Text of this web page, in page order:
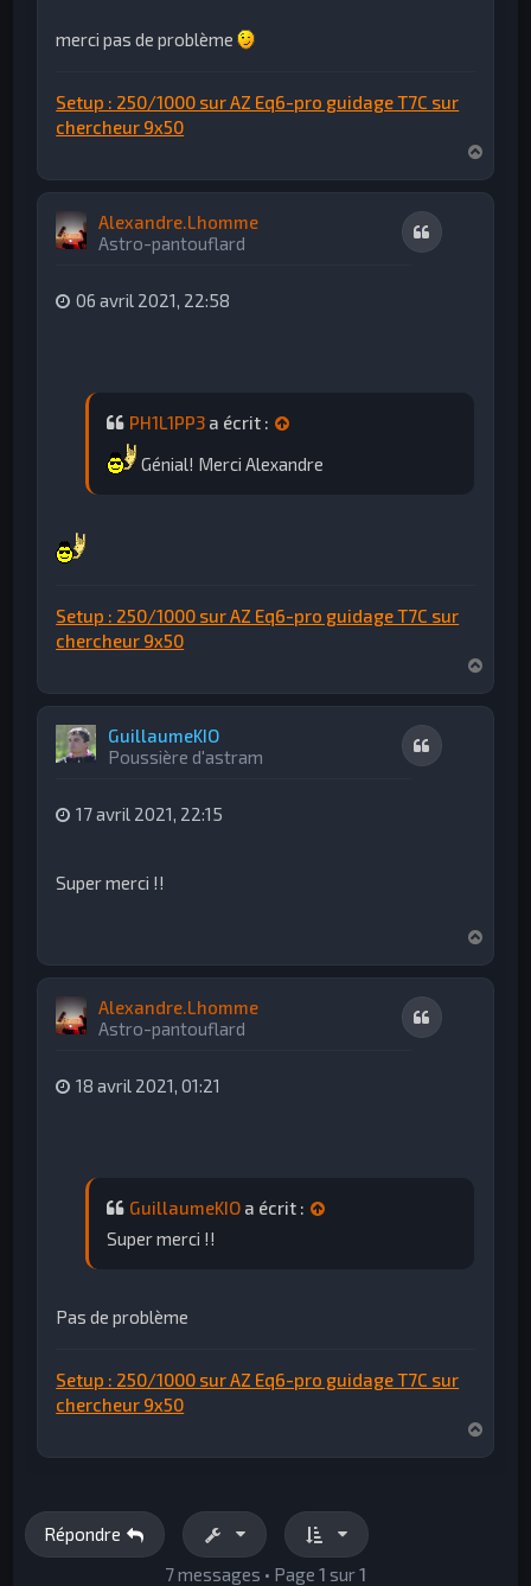
merci pas de problème
Setup : 250/1000 sur AZ Eq6-pro guidage T7C sur
chercheur 9x50
a
u
Alexandre.Lhomme
Astro-pantouflard
Citation
06 avril 2021, 22:58
PH1L1PP3 a écrit :
Génial! Merci Alexandre
Setup : 250/1000 sur AZ Eq6-pro guidage T7C sur
chercheur 9x50
a
u
GuillaumeKIO
Poussière d'astram
Citation
17 avril 2021, 22:15
Super merci !!
a
u
Alexandre.Lhomme
Astro-pantouflard
Citation
18 avril 2021, 01:21
GuillaumeKIO a écrit :
Super merci !!
Pas de problème
Setup : 250/1000 sur AZ Eq6-pro guidage T7C sur
chercheur 9x50
a
Répondre
7 messages • Page 1 sur1